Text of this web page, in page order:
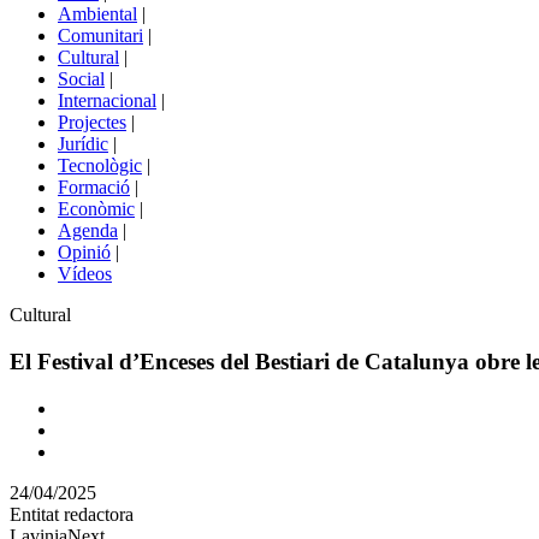
portals
Ambiental |
Comunitari |
Cultural |
Social |
Internacional |
Projectes |
Jurídic |
Tecnològic |
Formació |
Econòmic |
Agenda |
Opinió |
Vídeos
Àmbit
la
Cultural
El Festival d’Enceses del Bestiari de Catalunya
Comparteix
altres
xarxes
24/04/2025
Entitat redactora